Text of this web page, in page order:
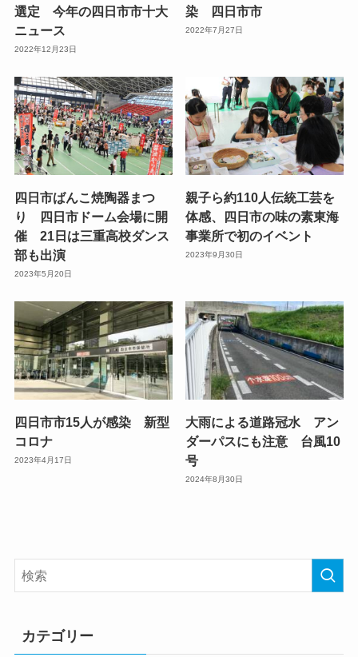
選定 今年の四日市市十大
ニュース
2022年12月23日
染 四日市市
2022年7月27日
四日市ばんこ焼陶器まつ
り 四日市ドーム会場に開
催 21日は三重高校ダンス
部も出演
2023年5月20日
親子ら約110人伝統工芸を
体感、四日市の味の素東海
事業所で初のイベント
2023年9月30日
四日市市15人が感染 新型
コロナ
2023年4月17日
大雨による道路冠水 アン
ダーパスにも注意 台風10
号
2024年8月30日
カテゴリー